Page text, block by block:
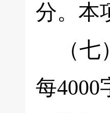
分。本
（七
每4000